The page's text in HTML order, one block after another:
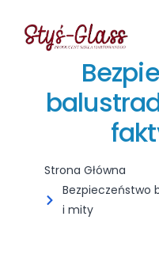
Strona Główna
Bezpieczeństwo
i mity